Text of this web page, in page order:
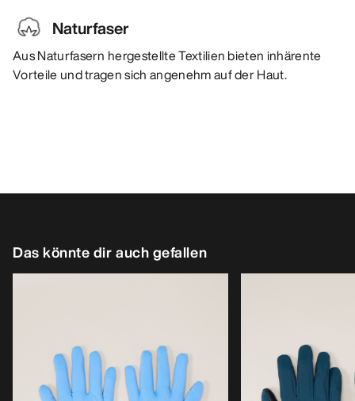
Naturfaser
Aus Naturfasern hergestellte Textilien bieten inhärente
Vorteile und tragen sich angenehm auf der Haut.
Das könnte dir auch gefallen